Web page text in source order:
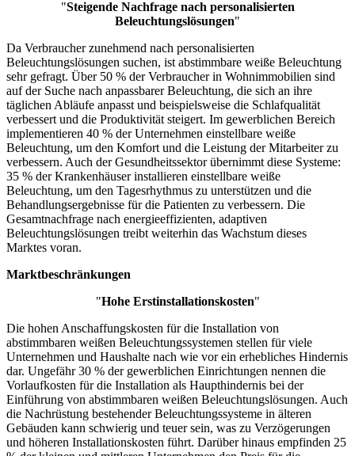
"Steigende Nachfrage nach personalisierten
Beleuchtungslösungen"
Da Verbraucher zunehmend nach personalisierten
Beleuchtungslösungen suchen, ist abstimmbare weiße Beleuchtung
sehr gefragt. Über 50 % der Verbraucher in Wohnimmobilien sind
auf der Suche nach anpassbarer Beleuchtung, die sich an ihre
täglichen Abläufe anpasst und beispielsweise die Schlafqualität
verbessert und die Produktivität steigert. Im gewerblichen Bereich
implementieren 40 % der Unternehmen einstellbare weiße
Beleuchtung, um den Komfort und die Leistung der Mitarbeiter zu
verbessern. Auch der Gesundheitssektor übernimmt diese Systeme:
35 % der Krankenhäuser installieren einstellbare weiße
Beleuchtung, um den Tagesrhythmus zu unterstützen und die
Behandlungsergebnisse für die Patienten zu verbessern. Die
Gesamtnachfrage nach energieeffizienten, adaptiven
Beleuchtungslösungen treibt weiterhin das Wachstum dieses
Marktes voran.
Marktbeschränkungen
"Hohe Erstinstallationskosten"
Die hohen Anschaffungskosten für die Installation von
abstimmbaren weißen Beleuchtungssystemen stellen für viele
Unternehmen und Haushalte nach wie vor ein erhebliches Hindernis
dar. Ungefähr 30 % der gewerblichen Einrichtungen nennen die
Vorlaufkosten für die Installation als Haupthindernis bei der
Einführung von abstimmbaren weißen Beleuchtungslösungen. Auch
die Nachrüstung bestehender Beleuchtungssysteme in älteren
Gebäuden kann schwierig und teuer sein, was zu Verzögerungen
und höheren Installationskosten führt. Darüber hinaus empfinden 25